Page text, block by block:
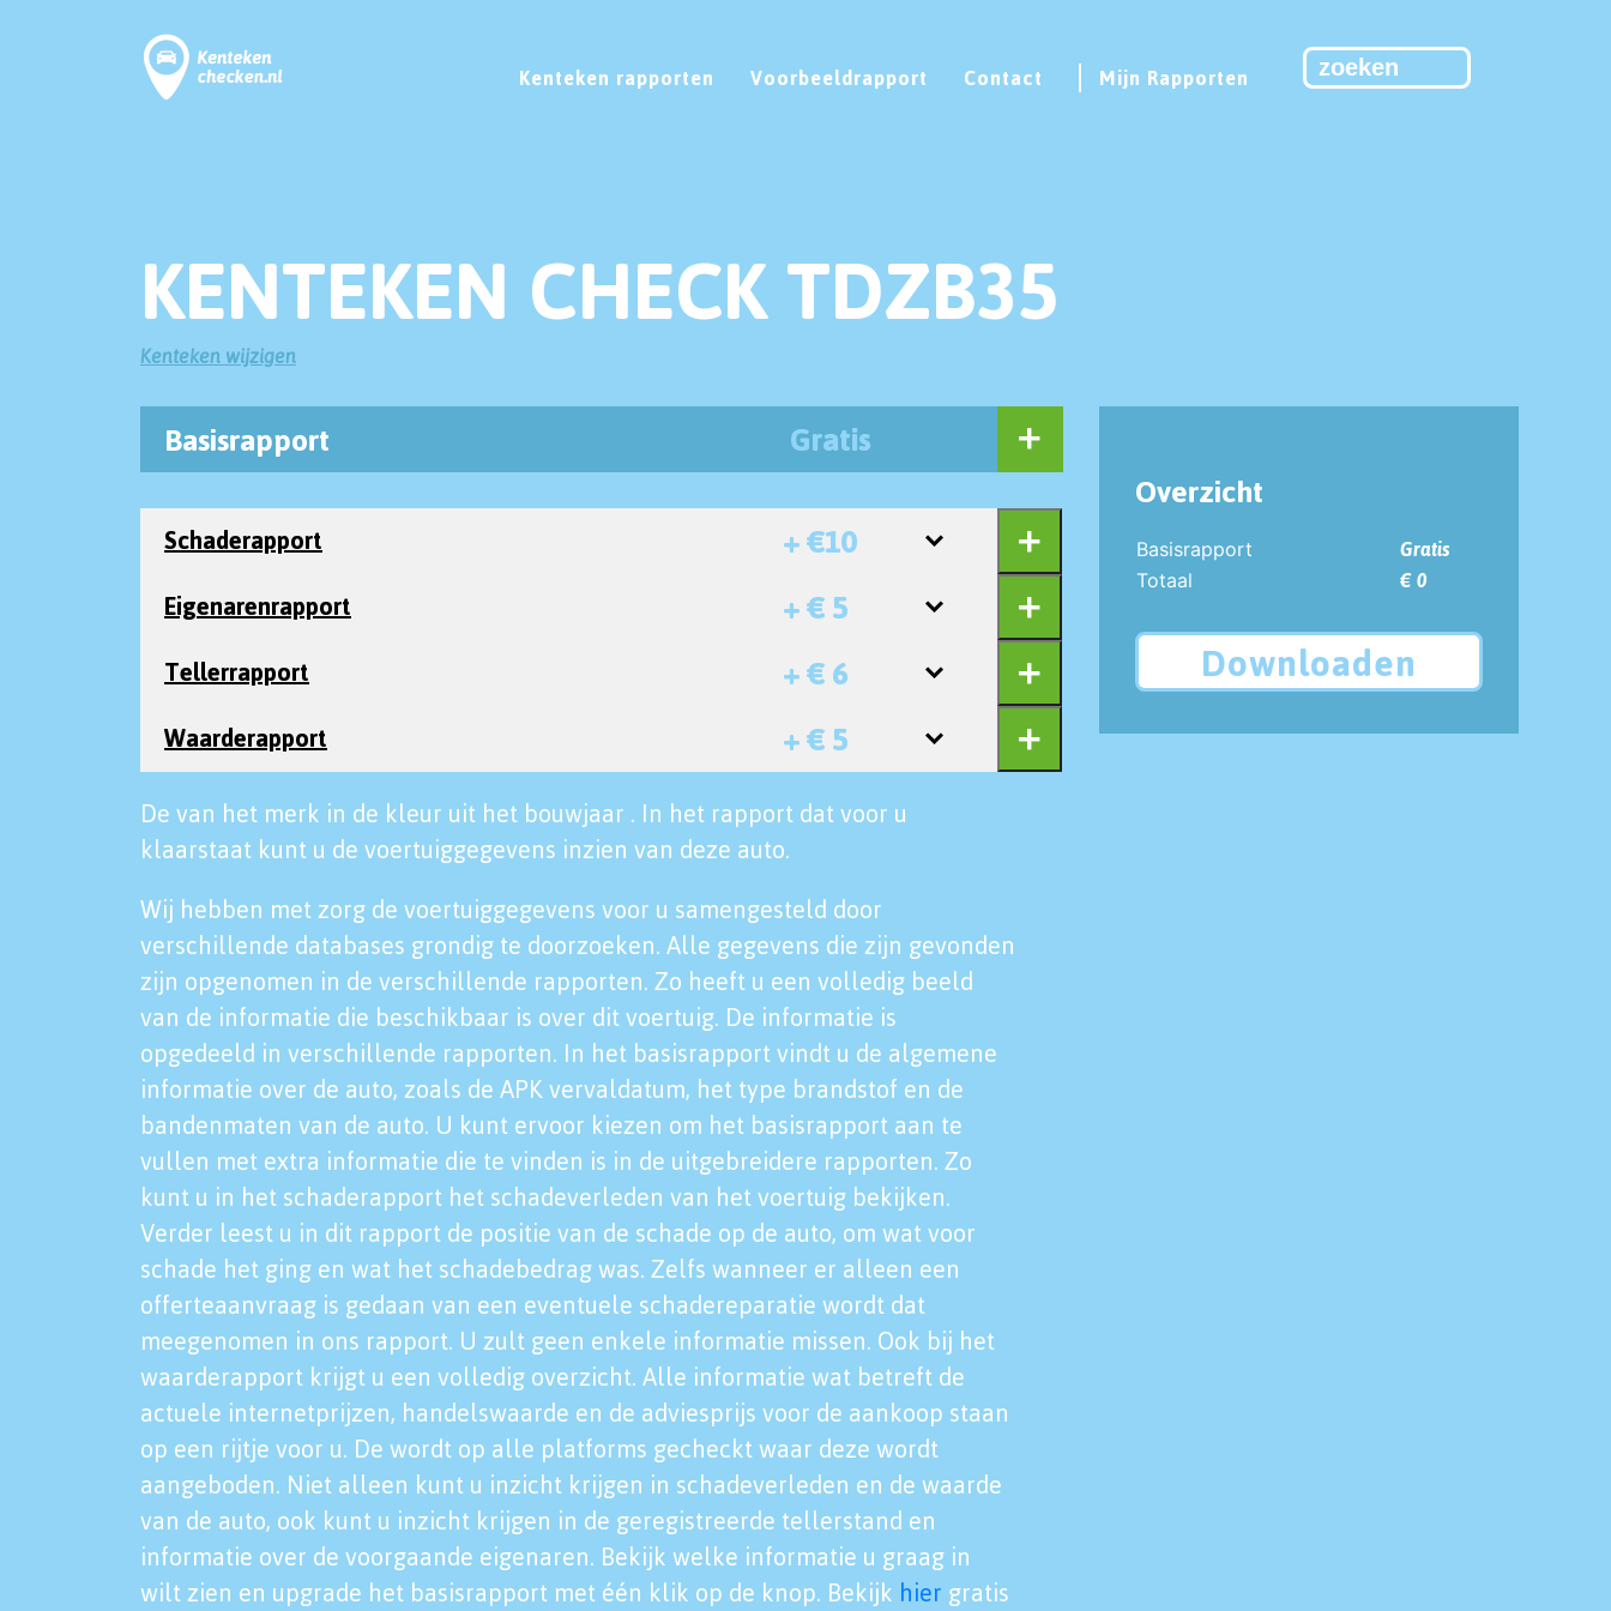
Kenteken rapporten Voorbeeldrapport Contact Mijn Rapporten
KENTEKEN CHECK TDZB35
Kenteken wijzigen
Basisrapport Gratis
Schaderapport + €10
Eigenarenrapport + € 5
Tellerrapport + € 6
Waarderapport + € 5
De van het merk in de kleur uit het bouwjaar . In het rapport dat voor u
klaarstaat kunt u de voertuiggegevens inzien van deze auto.
Wij hebben met zorg de voertuiggegevens voor u samengesteld door
verschillende databases grondig te doorzoeken. Alle gegevens die zijn gevonden
zijn opgenomen in de verschillende rapporten. Zo heeft u een volledig beeld
van de informatie die beschikbaar is over dit voertuig. De informatie is
opgedeeld in verschillende rapporten. In het basisrapport vindt u de algemene
informatie over de auto, zoals de APK vervaldatum, het type brandstof en de
bandenmaten van de auto. U kunt ervoor kiezen om het basisrapport aan te
vullen met extra informatie die te vinden is in de uitgebreidere rapporten. Zo
kunt u in het schaderapport het schadeverleden van het voertuig bekijken.
Verder leest u in dit rapport de positie van de schade op de auto, om wat voor
schade het ging en wat het schadebedrag was. Zelfs wanneer er alleen een
offerteaanvraag is gedaan van een eventuele schadereparatie wordt dat
meegenomen in ons rapport. U zult geen enkele informatie missen. Ook bij het
waarderapport krijgt u een volledig overzicht. Alle informatie wat betreft de
actuele internetprijzen, handelswaarde en de adviesprijs voor de aankoop staan
op een rijtje voor u. De wordt op alle platforms gecheckt waar deze wordt
aangeboden. Niet alleen kunt u inzicht krijgen in schadeverleden en de waarde
van de auto, ook kunt u inzicht krijgen in de geregistreerde tellerstand en
informatie over de voorgaande eigenaren. Bekijk welke informatie u graag in
wilt zien en upgrade het basisrapport met één klik op de knop. Bekijk hier gratis
Overzicht
Basisrapport
Gratis
Totaal
€ 0
Downloaden